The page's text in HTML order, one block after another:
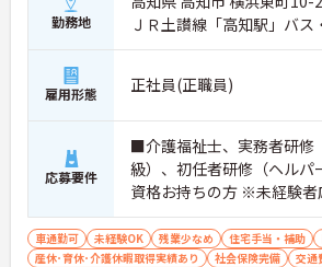
勤務地
ＪＲ土讃線「高知駅」バス
雇用形態 正社員(正職員)
応募要件
■介護福祉士、実務者研修
級）、初任者研修（ヘルパ
資格お持ちの方 ※未経験者
車通勤可 未経験OK 残業少なめ 住宅手当・補助
産休･育休･介護休暇取得実績あり
社会保険完備 交通